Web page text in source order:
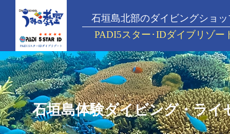
石垣島北部のダイビングショッ
PADI5スター･IDダイブリゾー
石垣島体験ダイビング・ライ